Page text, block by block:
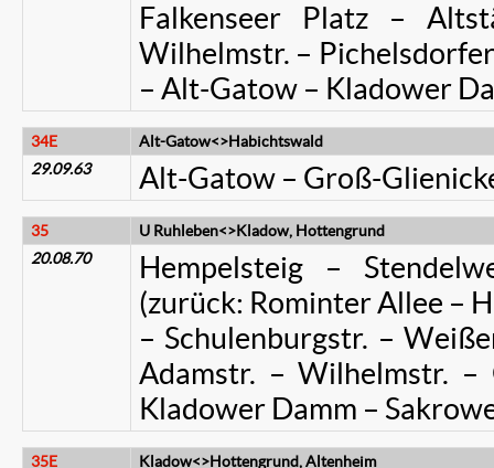
Falkenseer Platz –
Wilhelmstr. –
– Alt-Gatow – Kladower
34E
Alt-Gatow<>Habichtswald
29.09.63
Alt-Gatow – Groß-
35
U Ruhleben<>Kladow, Hottengrund
20.08.70
Hempelsteig –
(zurück: Rominter Allee –
– Schulenburgstr. –
Adamstr. – Wilhelmstr.
Kladower Damm –
35E
Kladow<>Hottengrund, Altenheim